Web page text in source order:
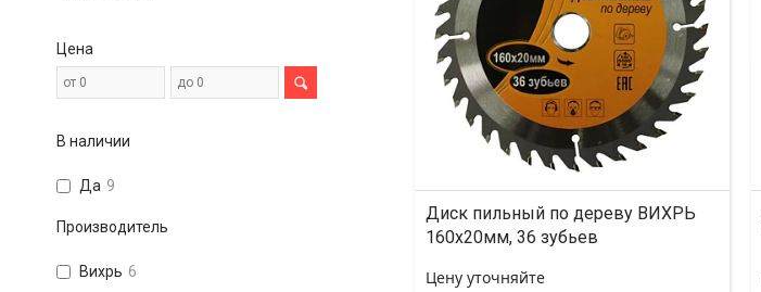
Диск пильный по дереву ВИХРЬ
160х20мм, 36 зубьев
Цену уточняйте
Цена
В наличии
Да 9
Производитель
Вихрь 6